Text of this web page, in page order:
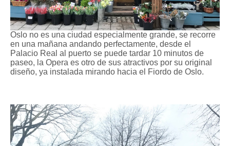
Oslo no es una ciudad especialmente grande, se recorre
en una mañana andando perfectamente, desde el
Palacio Real al puerto se puede tardar 10 minutos de
paseo, la Opera es otro de sus atractivos por su original
diseño, ya instalada mirando hacia el Fiordo de Oslo.